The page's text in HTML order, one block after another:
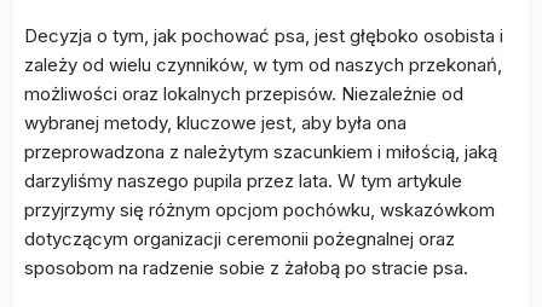
Decyzja o tym, jak pochować psa, jest głęboko osobista i
zależy od wielu czynników, w tym od naszych przekonań,
możliwości oraz lokalnych przepisów. Niezależnie od
wybranej metody, kluczowe jest, aby była ona
przeprowadzona z należytym szacunkiem i miłością, jaką
darzyliśmy naszego pupila przez lata. W tym artykule
przyjrzymy się różnym opcjom pochówku, wskazówkom
dotyczącym organizacji ceremonii pożegnalnej oraz
sposobom na radzenie sobie z żałobą po stracie psa.